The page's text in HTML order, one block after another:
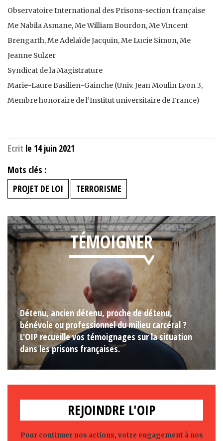
Observatoire International des Prisons-section française
Me Nabila Asmane, Me William Bourdon, Me Vincent
Brengarth, Me Adelaïde Jacquin, Me Lucie Simon, Me
Jeanne Sulzer
Syndicat de la Magistrature
Marie-Laure Basilien-Gainche (Univ. Jean Moulin Lyon 3,
Membre honoraire de l’Institut universitaire de France)
Ecrit le 14 juin 2021
Mots clés :
PROJET DE LOI
TERRORISME
TÉMOIGNER
Détenu, ancien détenu, proche de détenu,
bénévole ou professionnel du milieu carcéral ?
L'OIP recueille vos témoignages sur la situation
dans les prisons françaises.
REJOINDRE L'OIP
Pour continuer nos actions, votre engagement à nos